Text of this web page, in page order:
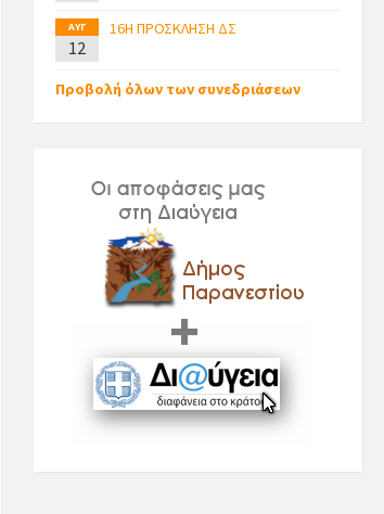
ΑΥΓ
12
16Η ΠΡΟΣΚΛΗΣΗ ΔΣ
Προβολή όλων των συνεδριάσεων